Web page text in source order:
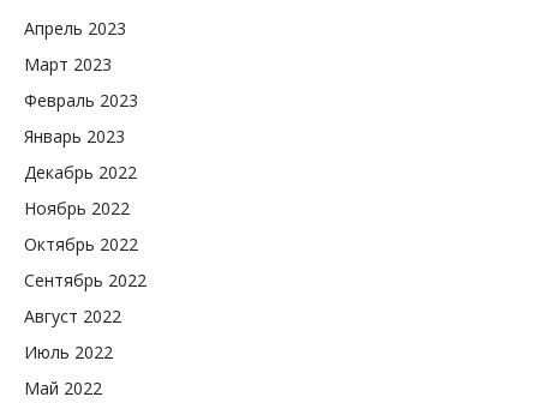
Апрель 2023
Март 2023
Февраль 2023
Январь 2023
Декабрь 2022
Ноябрь 2022
Октябрь 2022
Сентябрь 2022
Август 2022
Июль 2022
Май 2022